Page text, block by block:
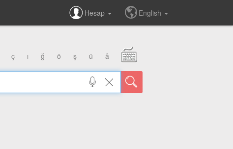
Hesap English
ç ı ğ ö ş ü â